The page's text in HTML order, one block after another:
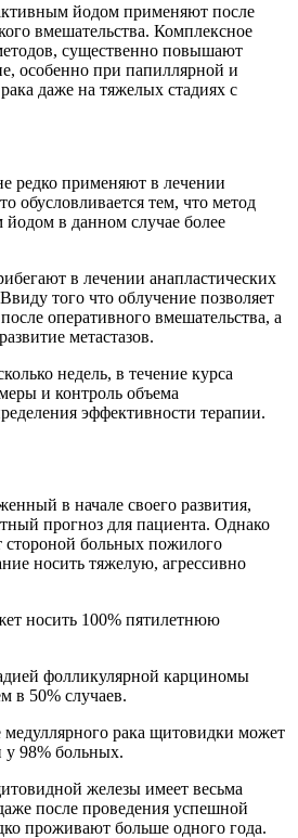
йодом применяют после
вмешательства. Комплексное
существенно повышают
особенно при папиллярной и
даже на тяжелых стадиях с
редко применяют в лечении
обусловливается тем, что метод
в данном случае более
в лечении анапластических
того что облучение позволяет
оперативного вмешательства, а
метастазов.
недель, в течение курса
и контроль объема
эффективности терапии.
в начале своего развития,
прогноз для пациента. Однако
стороной больных пожилого
носить тяжелую, агрессивно
носить 100% пятилетнюю
фолликулярной карциномы
в 50% случаев.
рака щитовидки может
у 98% больных.
железы имеет весьма
после проведения успешной
проживают больше одного года.